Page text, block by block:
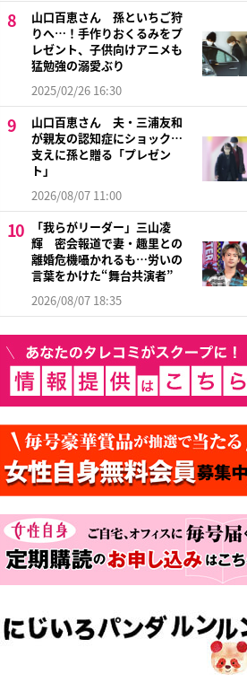
山口百恵さん 孫といちご狩
りへ…！手作りおくるみをプ
レゼント、子供向けアニメも
猛勉強の溺愛ぶり
2025/02/26 16:30
山口百恵さん 夫・三浦友和
が親友の認知症にショック…
支えに孫と贈る「プレゼン
ト」
2026/08/07 11:00
「我らがリーダー」三山凌
輝 密会報道で妻・趣里との
離婚危機囁かれるも…労いの
言葉をかけた“舞台共演者”
2026/08/07 18:35